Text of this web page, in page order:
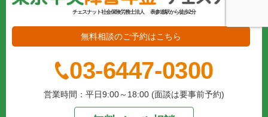
チェスナット社会保険労務士法人 表参道駅から徒歩2分
無料相談のご予約はこちら
03-6447-0300
営業時間：平日9:00～18:00 (面談は要事前予約)